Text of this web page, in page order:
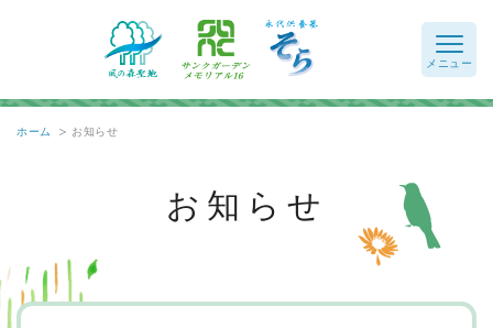
ホーム お知らせ
お知らせ